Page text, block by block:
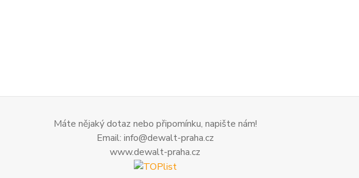
Máte nějaký dotaz nebo připomínku, napište nám!
Email: info@dewalt-praha.cz
www.dewalt-praha.cz